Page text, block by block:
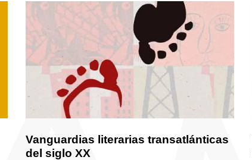
Vanguardias literarias transatlánticas
del siglo XX